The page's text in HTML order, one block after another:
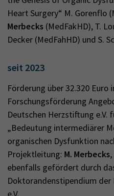
Heart Surgery“ M. Gorenflo
Merbecks (MedFakHD), T.
Decker (MedFahHD) und S.
seit 2023
Förderung über 32.320 Euro
Forschungsförderung
Deutschen Herzstiftung e.V.
„Bedeutung intermediärer
organischen Dysfunktion
Projektleitung: M. Merbecks
ebenfalls gefördert durch
Doktorandenstipendium